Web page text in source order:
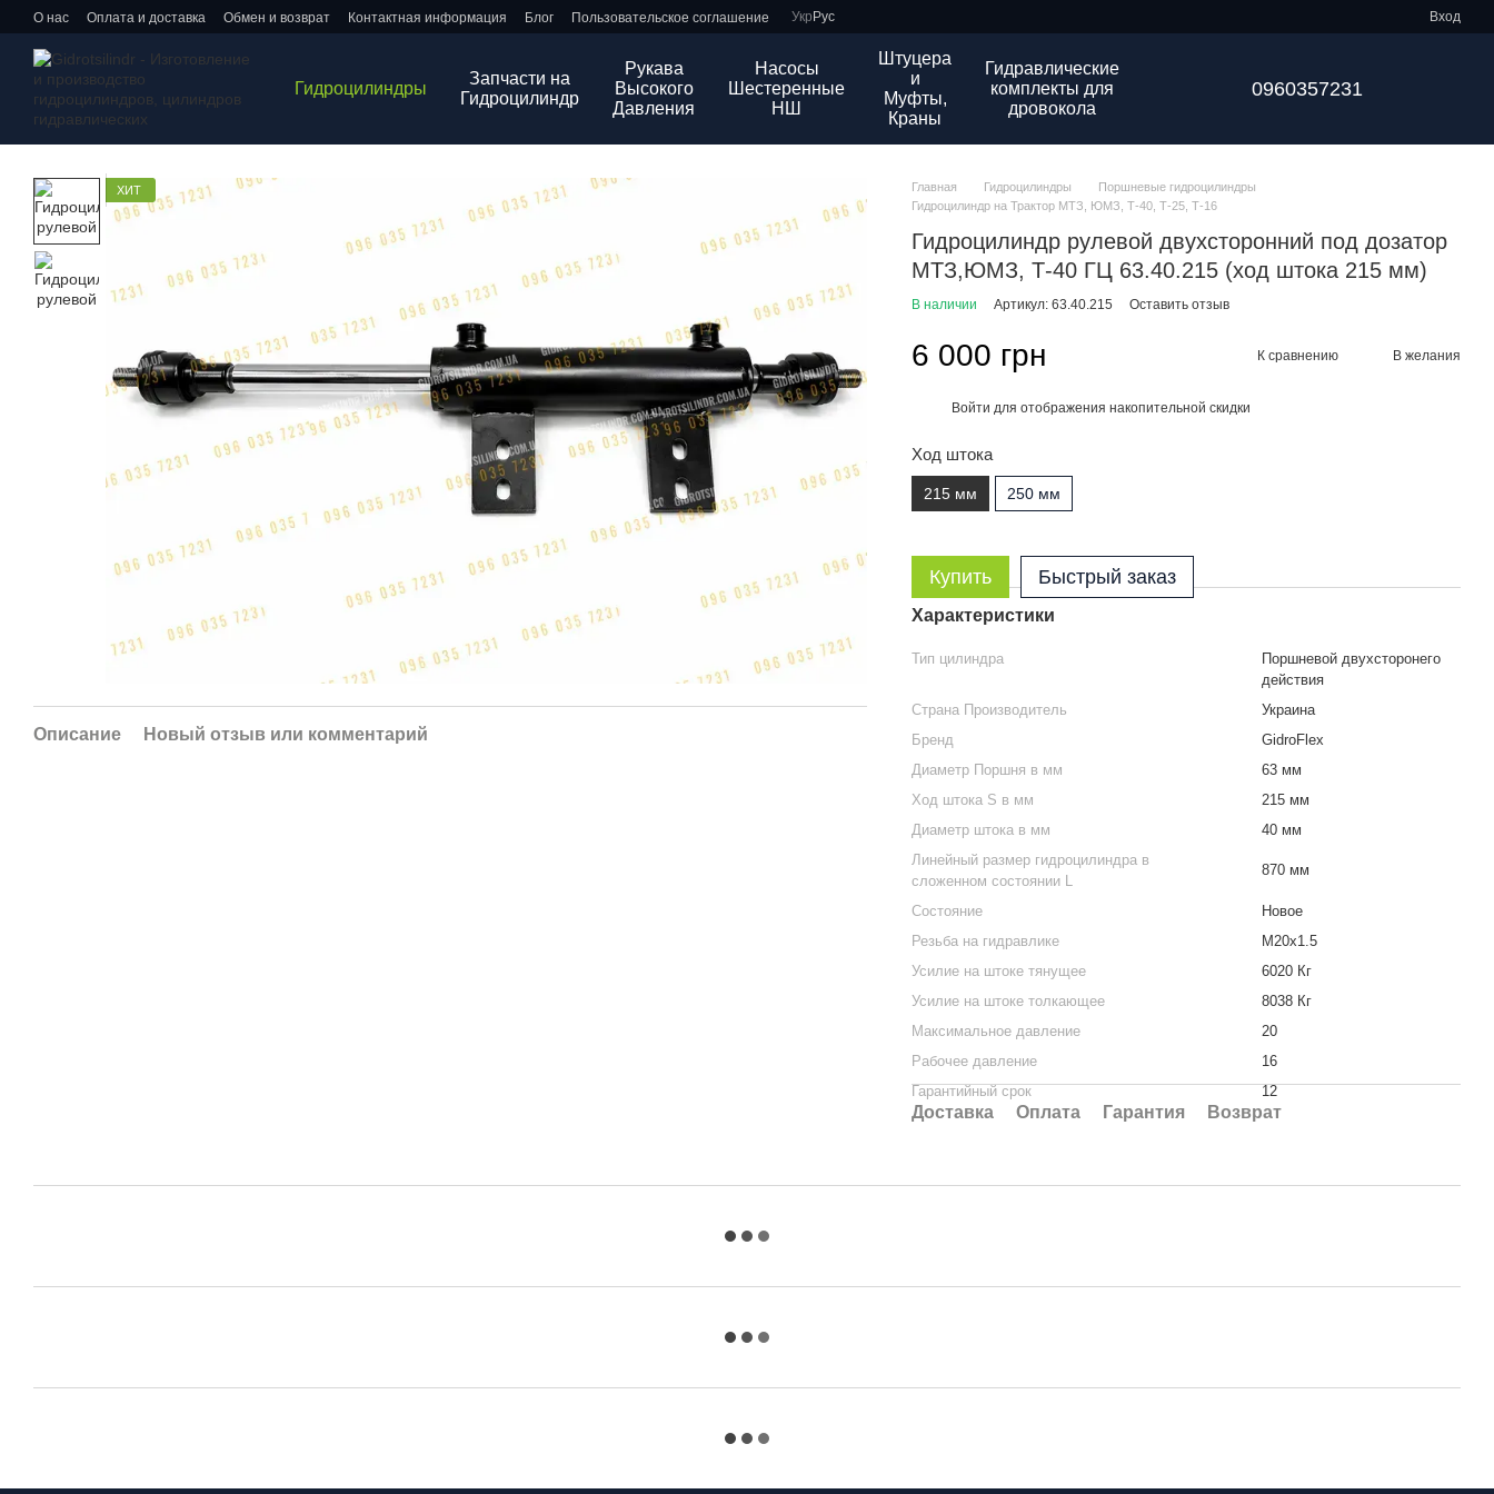
Перейти к основному контенту
О нас Оплата и доставка Обмен и возврат Контактная информация Блог Пользовательское соглашение Укр Рус Вход
Гидроцилиндры
Запчасти на
Гидроцилиндр
Рукава
Высокого
Давления
Насосы
Шестеренные
НШ
Штуцера
и
Муфты,
Краны
Гидравлические
комплекты для
дровокола
0960357231
ХИТ
Описание Новый отзыв или комментарий
Главная Гидроцилиндры
Поршневые гидроцилиндры
Гидроцилиндр на Трактор МТЗ, ЮМЗ, Т-40, Т-25, Т-16
Гидроцилиндр рулевой двухсторонний под дозатор
МТЗ,ЮМЗ, Т-40 ГЦ 63.40.215 (ход штока 215 мм)
В наличии Артикул: 63.40.215 Оставить отзыв
6 000 грн К сравнению В желания
Войти для отображения накопительной скидки
Ход штока
215 мм 250 мм
Купить Быстрый заказ
Характеристики
Тип цилиндра
Поршневой двухсторонего
действия
Страна Производитель
Украина
Бренд
GidroFlex
Диаметр Поршня в мм
63 мм
Ход штока S в мм
215 мм
Диаметр штока в мм
40 мм
Линейный размер гидроцилиндра в
сложенном состоянии L
870 мм
Состояние
Новое
Резьба на гидравлике
М20х1.5
Усилие на штоке тянущее
6020 Кг
Усилие на штоке толкающее
8038 Кг
Максимальное давление
20
Рабочее давление
16
Гарантийный срок
12
Доставка Оплата Гарантия Возврат